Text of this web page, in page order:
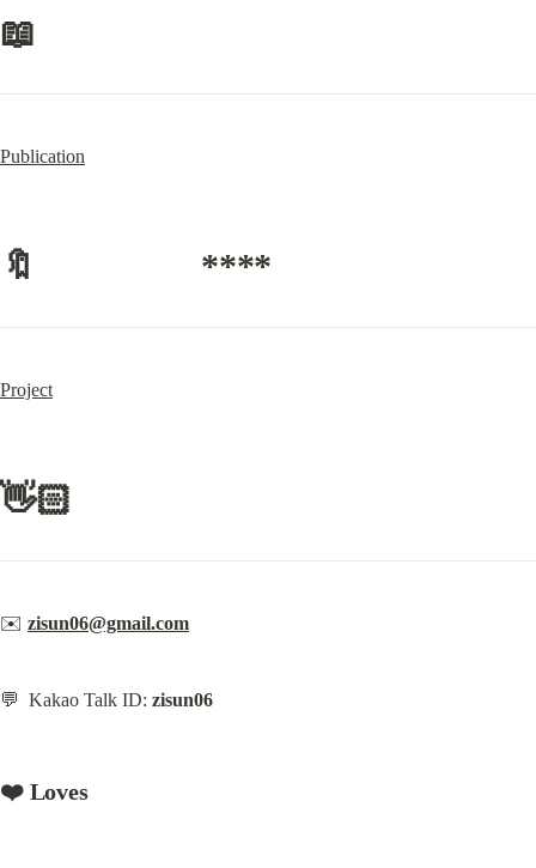
📖
Publication
🔖                  ****
Project
👋🏻
✉️ zisun06@gmail.com
💬  Kakao Talk ID: zisun06
❤️ Loves